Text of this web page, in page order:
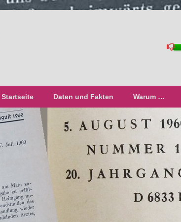
Startseite Daten und Fakten Warum …